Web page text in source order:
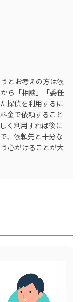
とお考えの方は依
ら「相談」「委任
探偵を利用するに
金で依頼すること
く利用すれば後に
、依頼先と十分な
心がけることが大